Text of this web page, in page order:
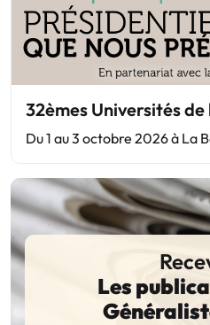
32èmes Universités de
Du 1 au 3 octobre 2026 à La
Les